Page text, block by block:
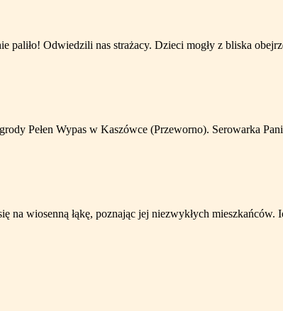
paliło! Odwiedzili nas strażacy. Dzieci mogły z bliska
Pełen Wypas w Kaszówce (Przeworno). Serowarka
na wiosenną łąkę, poznając jej niezwykłych